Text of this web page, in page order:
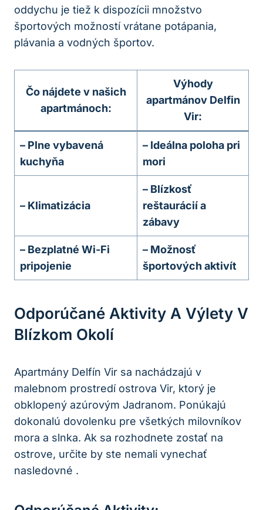
oddychu je tiež k dispozícii množstvo
športových možností vrátane potápania,
plávania a vodných športov.
Čo nájdete v našich
apartmánoch:
Výhody
apartmánov Delfin
Vir:
– Plne vybavená
kuchyňa
– Ideálna poloha pri
mori
– Klimatizácia
– Blízkosť
reštaurácií a
zábavy
– Bezplatné Wi-Fi
pripojenie
– Možnosť
športových aktivít
Odporúčané Aktivity A Výlety V
Blízkom Okolí
Apartmány Delfín Vir sa nachádzajú v
malebnom prostredí ostrova Vir, ktorý je
obklopený azúrovým Jadranom. Ponúkajú
dokonalú dovolenku pre všetkých milovníkov
mora a slnka. Ak sa rozhodnete zostať na
ostrove, určite by ste nemali vynechať
nasledovné .